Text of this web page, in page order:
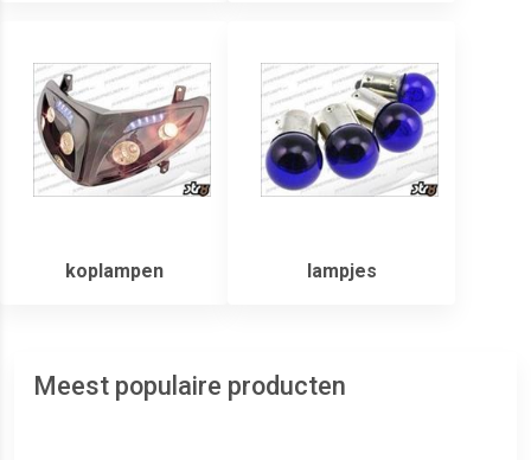
koplampen lampjes
Meest populaire producten